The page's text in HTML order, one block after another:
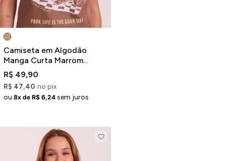
Camiseta em Algodão
Manga Curta Marrom
Piquenique
R$ 49,90
R$ 47,40 no pix
ou 8x de R$ 6,24 sem juros